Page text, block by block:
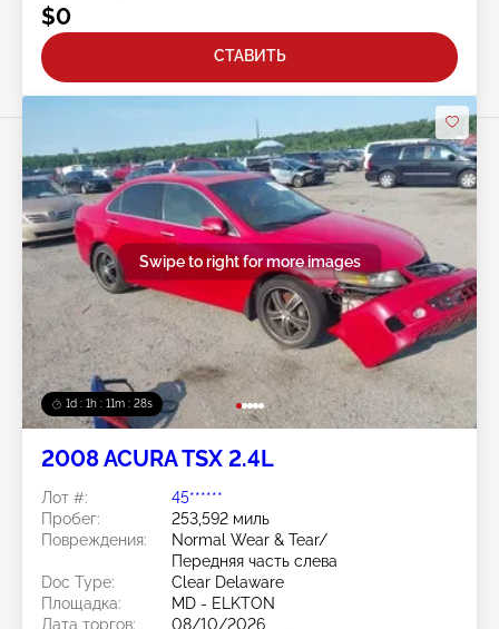
$0
СТАВИТЬ
1d : 1h : 11m : 25s
Swipe to right for more images
2008 ACURA TSX 2.4L
Лот #:
45******
Пробег:
253,592 миль
Повреждения:
Normal Wear & Tear/
Передняя часть слева
Doc Type:
Clear Delaware
Площадка:
MD - ELKTON
Дата торгов:
08/10/2026